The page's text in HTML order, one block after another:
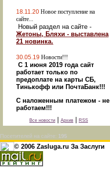
18.11.20 Новое поступление на
сайте...
Новый раздел на сайте -
Жетоны, Бляхи - выставлена
21 новинка.
30.05.19 Новости!!!
С 1 июня 2019 года сайт
работает только по
предоплате на карты СБ,
Тинькофф или ПочтаБанк!!!
С наложенным платежом - не
работаем!!!
Все новости Архив RSS
Посетителей на сайте: 195
© 2006 Zasluga.ru За Заслуги